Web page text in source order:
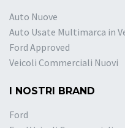
Auto Nuove
Auto Usate Multimarca in
Ford Approved
Veicoli Commerciali Nuovi
I NOSTRI BRAND
Ford